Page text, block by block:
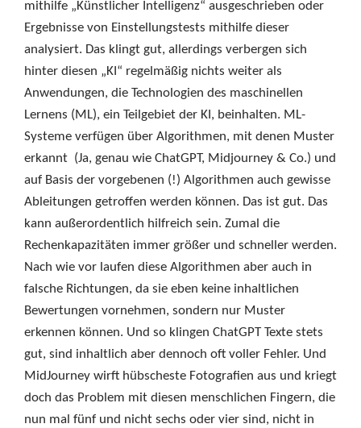
mithilfe „Künstlicher Intelligenz“ ausgeschrieben oder
Ergebnisse von Einstellungstests mithilfe dieser
analysiert. Das klingt gut, allerdings verbergen sich
hinter diesen „KI“ regelmäßig nichts weiter als
Anwendungen, die Technologien des maschinellen
Lernens (ML), ein Teilgebiet der KI, beinhalten. ML-
Systeme verfügen über Algorithmen, mit denen Muster
erkannt (Ja, genau wie ChatGPT, Midjourney & Co.) und
auf Basis der vorgebenen (!) Algorithmen auch gewisse
Ableitungen getroffen werden können. Das ist gut. Das
kann außerordentlich hilfreich sein. Zumal die
Rechenkapazitäten immer größer und schneller werden.
Nach wie vor laufen diese Algorithmen aber auch in
falsche Richtungen, da sie eben keine inhaltlichen
Bewertungen vornehmen, sondern nur Muster
erkennen können. Und so klingen ChatGPT Texte stets
gut, sind inhaltlich aber dennoch oft voller Fehler. Und
MidJourney wirft hübscheste Fotografien aus und kriegt
doch das Problem mit diesen menschlichen Fingern, die
nun mal fünf und nicht sechs oder vier sind, nicht in